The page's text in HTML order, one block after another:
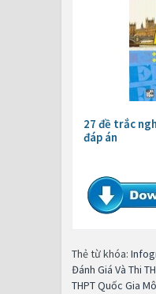
27 đề trắc
đáp án
Thẻ từ khóa:
Đánh Giá Và Thi
THPT Quốc Gia